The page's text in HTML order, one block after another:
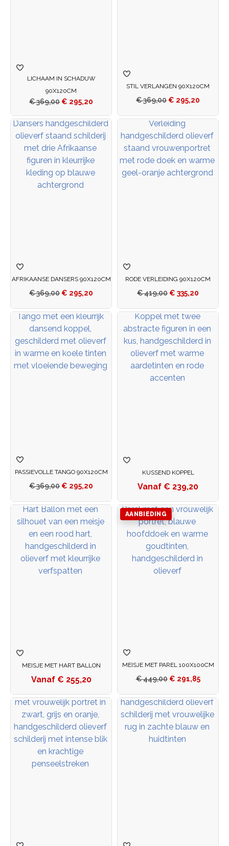
LICHAAM IN SCHADUW
90X120CM
€369,00 € 295,20
STIL VERLANGEN 90X120CM
€369,00 € 295,20
AFRIKAANSE DANSERS 90X120CM
€369,00 € 295,20
RODE VERLEIDING 90X120CM
€419,00 € 335,20
PASSIEVOLLE TANGO 90X120CM
€369,00 € 295,20
KUSSEND KOPPEL
€ 239,20
MEISJE MET HART BALLON
€ 255,20
AANBIEDING
MEISJE MET PAREL 100X100CM
€449,00 € 291,85